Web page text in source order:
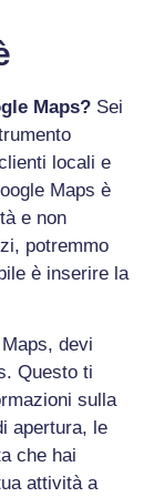
Maps? Sei
locali e
Maps è
e non
potremmo
è inserire la
devi
Questo ti
sulla
apertura, le
che hai
attività a